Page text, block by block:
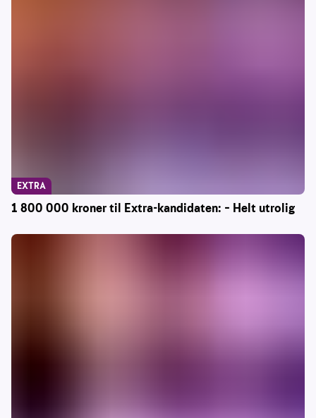
1 800 000 kroner til Extra-kandidaten: – Helt utrolig
EXTRA